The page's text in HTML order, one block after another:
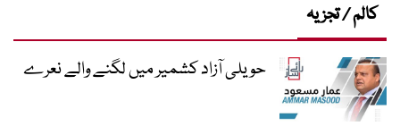
کالم / تجزیہ
حویلی آزاد کشمیر میں لگنے والے نعرے